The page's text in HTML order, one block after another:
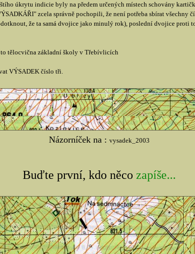
úkrytu indicie byly na předem určených místech schovány
zcela správně pochopili, že není potřeba sbírat
že ta samá dvojice jako minulý rok), poslední dvojice proti
tělocvična základní školy v Třebívlicích
VÝSADEK číslo tři.